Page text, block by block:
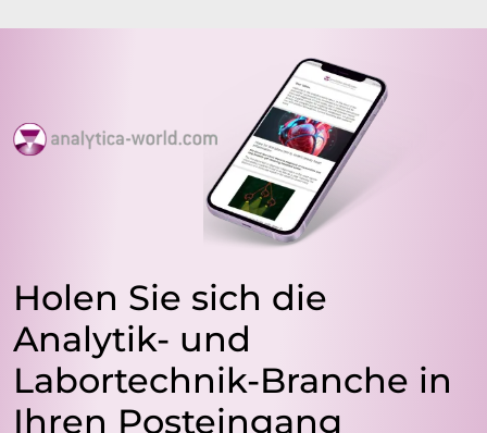
Holen Sie sich die
Analytik- und
Labortechnik-Branche in
Ihren Posteingang